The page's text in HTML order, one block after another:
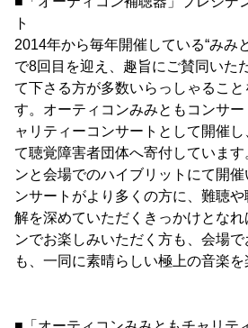
ト
2014年から毎年開催している“みみ
で8回目を迎え、趣旨にご賛同いた
て下さる方が多数いらっしゃること
す。オーティコンみみともコンサ
ャリティーコンサートとして開催
て聴覚障害者団体へ寄付していま
ンと会場でのハイブリットにて開
ンサートがより多くの方に、難聴
解を深めていただくきっかけとな
ンでお楽しみいただく方も、会場
も、一同に素晴らしい極上の音楽を